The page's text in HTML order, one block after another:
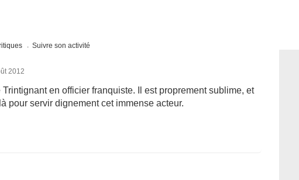
Suivre son activité
2012
en officier franquiste. Il est proprement sublime, et
pour servir dignement cet immense acteur.